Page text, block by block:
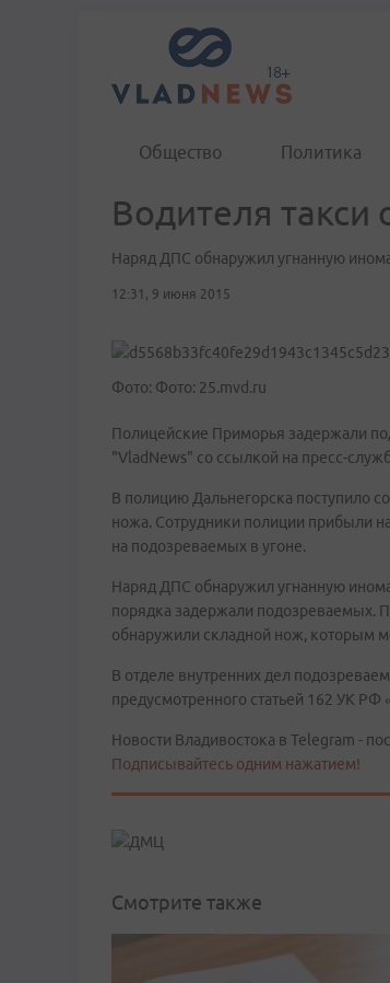
Общество Политика
Водителя
Наряд ДПС обнаружил угнанную
12:31, 9 июня 2015
Фото: Фото: 25.mvd.ru
Полицейские Приморья задержали
"VladNews" со ссылкой на пресс-
В полицию Дальнегорска поступило
ножа. Сотрудники полиции прибыли
на подозреваемых в угоне.
Наряд ДПС обнаружил угнанную
порядка задержали подозреваемых.
обнаружили складной нож, которым
В отделе внутренних дел
предусмотренного статьей 162 УК
Новости Владивостока в Telegram -
Подписывайтесь одним нажатием!
Смотрите также